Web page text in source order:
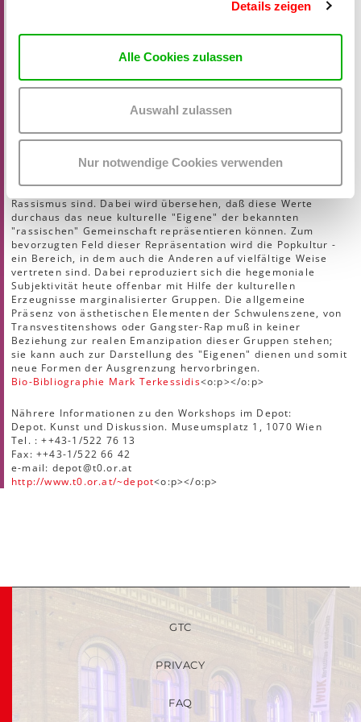
Details zeigen
Alle Cookies zulassen
Auswahl zulassen
Nur notwendige Cookies verwenden
hybridization, or the development of translocal mélange
cultures, and structural hybridization, or the emergence of
new, mixed forms of cooperation. This perspective is a step
Montag, 17. November, 17.00 - 21.00
Mark Terkessidis (Köln/BRD): Was ist das Andere der
Hybridität? Über Globalität und Neorassismus<o:p></o:p>
Gewöhnlich glaubt man, daß die Werte der kulturellen
Multikultur, Ironie, Hybridität etc. - ein probates Mittel gegen
Rassismus sind. Dabei wird übersehen, daß diese Werte
durchaus das neue kulturelle "Eigene" der bekannten
"rassischen" Gemeinschaft repräsentieren können. Zum
bevorzugten Feld dieser Repräsentation wird die Popkultur -
ein Bereich, in dem auch die Anderen auf vielfältige Weise
vertreten sind. Dabei reproduziert sich die hegemoniale
Subjektivität heute offenbar mit Hilfe der kulturellen
Erzeugnisse marginalisierter Gruppen. Die allgemeine
Präsenz von ästhetischen Elementen der Schwulenszene, von
Transvestitenshows oder Gangster-Rap muß in keiner
Beziehung zur realen Emanzipation dieser Gruppen stehen;
sie kann auch zur Darstellung des "Eigenen" dienen und somit
neue Formen der Ausgrenzung hervorbringen.
Bio-Bibliographie Mark Terkessidis<o:p></o:p>
Nährere Informationen zu den Workshops im Depot:
Depot. Kunst und Diskussion. Museumsplatz 1, 1070 Wien
Tel. : ++43-1/522 76 13
Fax: ++43-1/522 66 42
e-mail: depot@t0.or.at
http://www.t0.or.at/~depot<o:p></o:p>
GTC
PRIVACY
FAQ